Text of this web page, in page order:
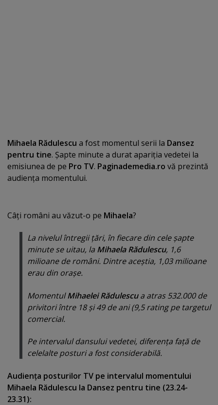
Mihaela Rădulescu a fost momentul serii la Dansez
pentru tine. Şapte minute a durat apariţia vedetei la
emisiunea de pe Pro TV. Paginademedia.ro vă prezintă
audienţa momentului.
Câţi români au văzut-o pe Mihaela?
La nivelul întregii ţări, în fiecare din cele şapte
minute se uitau, la Mihaela Rădulescu, 1,6
milioane de români. Dintre aceştia, 1,03 milioane
erau din oraşe.
MomentulMihaelei Rădulescua atras 532.000 de
privitori între 18 şi 49 de ani (9,5 rating pe targetul
comercial.
Pe intervalul dansului vedetei, diferenţa faţă de
celelalte posturi a fost considerabilă.
Audienţa posturilor TV pe intervalul momentului
Mihaela Rădulescu la Dansez pentru tine (23.24-
23.31):